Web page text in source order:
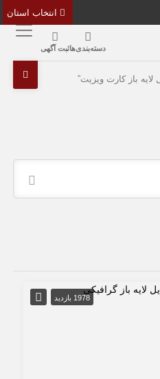
دسته‌بندی‌هاثبت آگهی
باز کارت ویزیت”
1978 بازدید